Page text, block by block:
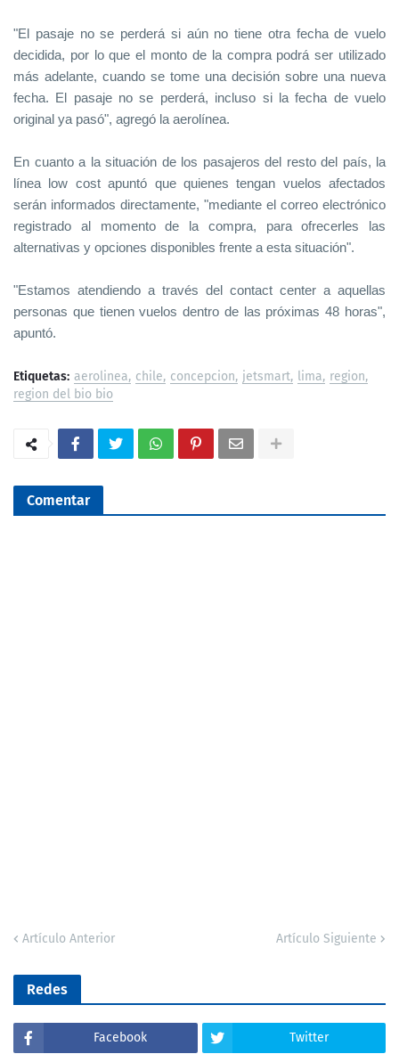
"El pasaje no se perderá si aún no tiene otra fecha de vuelo
decidida, por lo que el monto de la compra podrá ser utilizado
más adelante, cuando se tome una decisión sobre una nueva
fecha. El pasaje no se perderá, incluso si la fecha de vuelo
original ya pasó", agregó la aerolínea.
En cuanto a la situación de los pasajeros del resto del país, la
línea low cost apuntó que quienes tengan vuelos afectados
serán informados directamente, "mediante el correo electrónico
registrado al momento de la compra, para ofrecerles las
alternativas y opciones disponibles frente a esta situación".
"Estamos atendiendo a través del contact center a aquellas
personas que tienen vuelos dentro de las próximas 48 horas",
apuntó.
Etiquetas: aerolinea chile concepcion jetsmart lima region
region del bio bio
Comentar
Artículo Anterior Artículo Siguiente
Redes
Facebook Twitter